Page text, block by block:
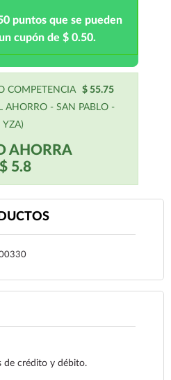
puntos que se pueden
cupón de $ 0.50.
COMPETENCIA
$ 55.75
AHORRO - SAN PABLO -
YZA)
AHORRA
$ 5.8
de crédito y débito.